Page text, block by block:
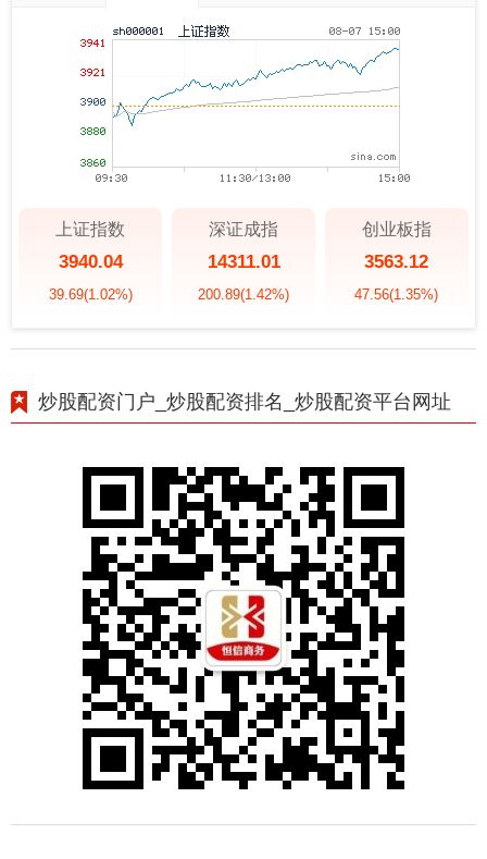
上证指数
3940.04
39.69(1.02%)
深证成指
14311.01
200.89(1.42%)
创业板指
3563.12
47.56(1.35%)
炒股配资门户_炒股配资排名_炒股配资平台网址